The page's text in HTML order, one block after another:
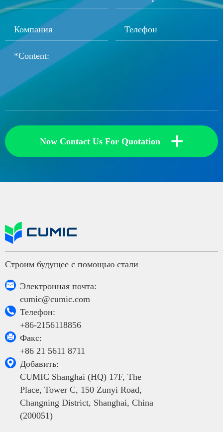
Now Contact Us For Quotation +
Строим будущее с помощью стали

Электронная почта:
cumic@cumic.com

Телефон:
+86-2156118856

Факс:
+86 21 5611 8711

Добавить:
CUMIC Shanghai (HQ) 17F, The
Place, Tower C, 150 Zunyi Road,
Changning District, Shanghai, China
(200051)